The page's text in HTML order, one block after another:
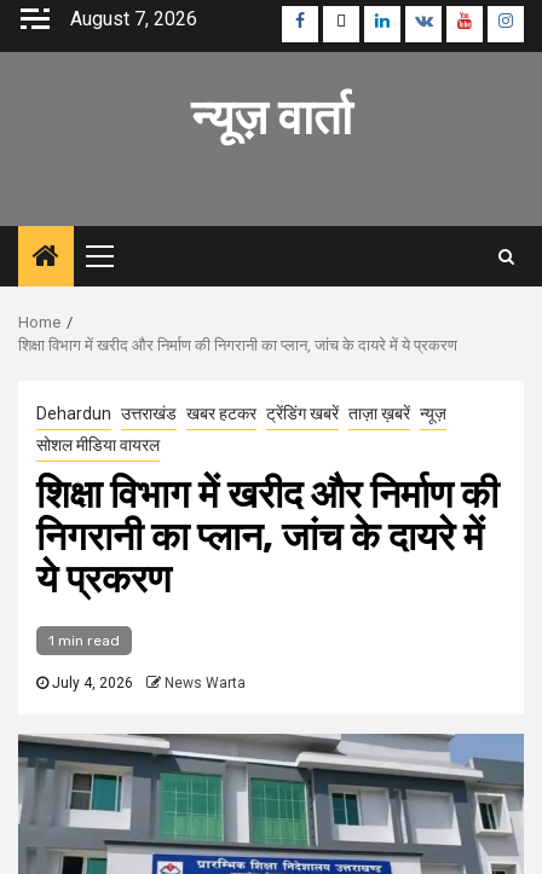
Skip
August 7, 2026 Facebook
TwitterLinkedin
VK Youtube
न्यूज़ वार्ता
Primary
Menu
Home
शिक्षा विभाग में खरीद और निर्माण की निगरानी का प्लान, जांच के दायरे में ये प्रकरण
Dehardun उत्तराखंड खबर हटकर ट्रेंडिंग खबरें ताज़ा ख़बरें न्यूज़
सोशल मीडिया वायरल
शिक्षा विभाग में खरीद और निर्माण की
निगरानी का प्लान, जांच के दायरे में
ये प्रकरण
1 min read
July 4, 2026 News Warta